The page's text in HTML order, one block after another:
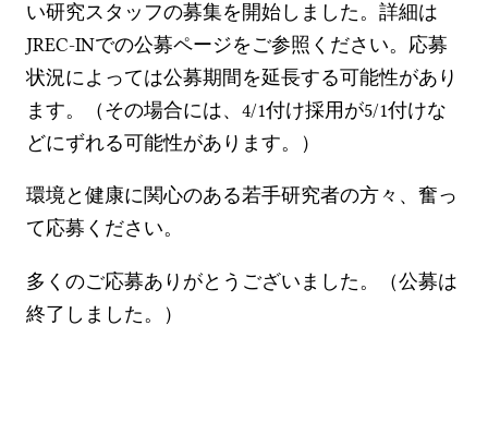
い研究スタッフの募集を開始しました。詳細は
JREC-INでの公募ページをご参照ください。応募
状況によっては公募期間を延長する可能性があり
ます。（その場合には、4/1付け採用が5/1付けな
どにずれる可能性があります。）
環境と健康に関心のある若手研究者の方々、奮っ
て応募ください。
多くのご応募ありがとうございました。（公募は
終了しました。）